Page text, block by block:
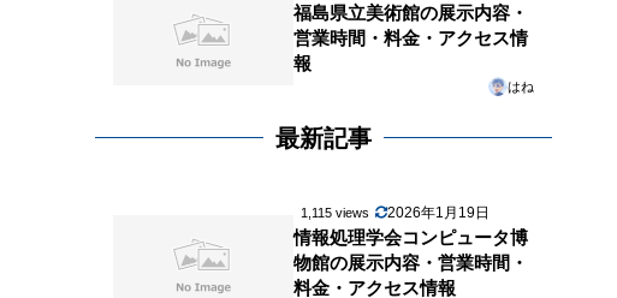
福島県立美術館の展示内容・
営業時間・料金・アクセス情
報
はね
最新記事
1,115 views 2026年1月19日
情報処理学会コンピュータ博
物館の展示内容・営業時間・
料金・アクセス情報